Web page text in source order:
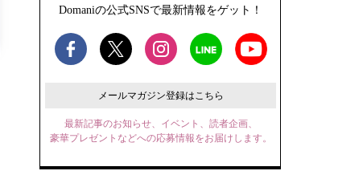
Domaniの公式SNSで最新情報をゲット！
メールマガジン登録はこちら
最新記事のお知らせ、イベント、読者企画、
豪華プレゼントなどへの応募情報をお届けします。